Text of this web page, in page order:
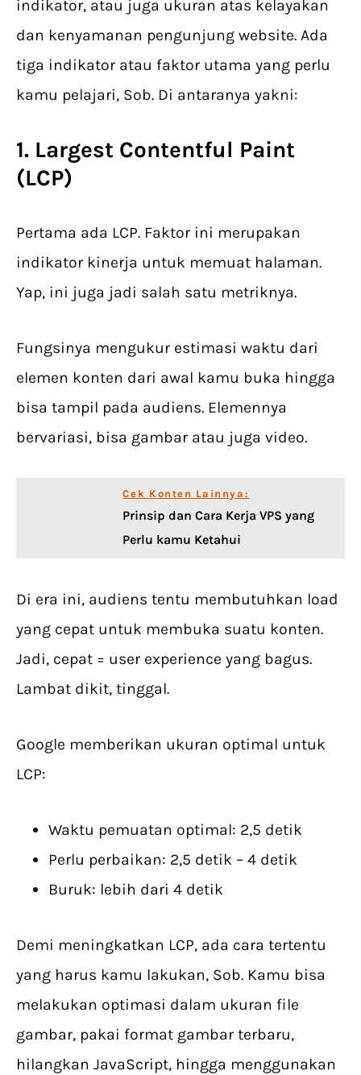
indikator, atau juga ukuran atas kelayakan
dan kenyamanan pengunjung website. Ada
tiga indikator atau faktor utama yang perlu
kamu pelajari, Sob. Di antaranya yakni:
1. Largest Contentful Paint
(LCP)
Pertama ada LCP. Faktor ini merupakan
indikator kinerja untuk memuat halaman.
Yap, ini juga jadi salah satu metriknya.
Fungsinya mengukur estimasi waktu dari
elemen konten dari awal kamu buka hingga
bisa tampil pada audiens. Elemennya
bervariasi, bisa gambar atau juga video.
Cek Konten Lainnya:
Prinsip dan Cara Kerja VPS yang
Perlu kamu Ketahui
Di era ini, audiens tentu membutuhkan load
yang cepat untuk membuka suatu konten.
Jadi, cepat = user experience yang bagus.
Lambat dikit, tinggal.
Google memberikan ukuran optimal untuk
LCP:
Waktu pemuatan optimal: 2,5 detik
Perlu perbaikan: 2,5 detik – 4 detik
Buruk: lebih dari 4 detik
Demi meningkatkan LCP, ada cara tertentu
yang harus kamu lakukan, Sob. Kamu bisa
melakukan optimasi dalam ukuran file
gambar, pakai format gambar terbaru,
hilangkan JavaScript, hingga menggunakan